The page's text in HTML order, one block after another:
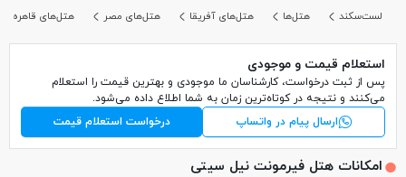
لست‌سکند هتل‌ها هتل‌های آفریقا هتل‌های مصر هتل‌های قاهره
استعلام قیمت و موجودی
پس از ثبت درخواست، کارشناسان ما موجودی و بهترین قیمت را استعلام
می‌کنند و نتیجه در کوتاه‌ترین زمان به شما اطلاع داده می‌شود.
ارسال پیام در واتساپ
درخواست استعلام قیمت
امکانات هتل فیرمونت نیل سیتی